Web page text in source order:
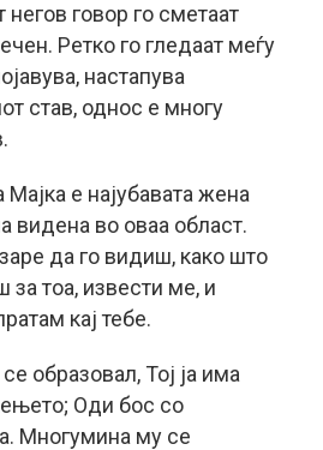
негов говор го сметаат
Ретко го гледаат меѓу
настапува
став, однос е многу
Мајка е најубавата жена
видена во оваа област.
да го видиш, како што
тоа, извести ме, и
кај тебе.
образовал, Тој ја има
Оди бос со
Многумина му се